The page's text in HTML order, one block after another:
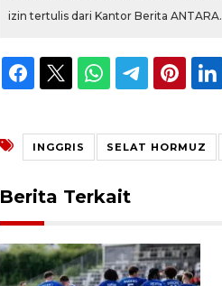
izin tertulis dari Kantor Berita ANTARA.
INGGRIS SELAT HORMUZ
Berita Terkait